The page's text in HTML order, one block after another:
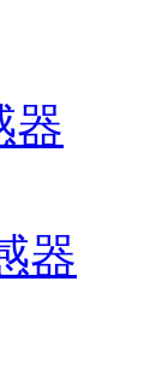
器
器